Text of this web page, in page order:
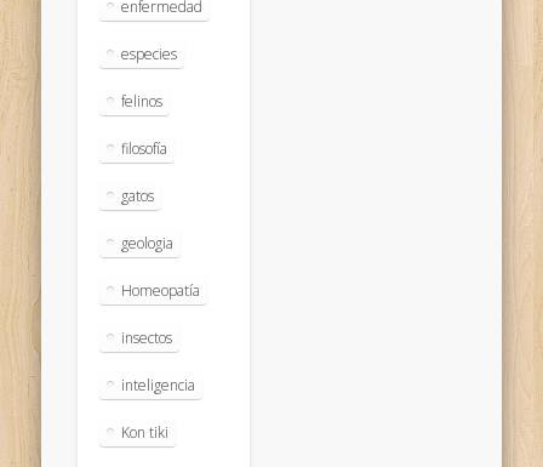
enfermedad
especies
felinos
filosofía
gatos
geologia
Homeopatía
insectos
inteligencia
Kon tiki